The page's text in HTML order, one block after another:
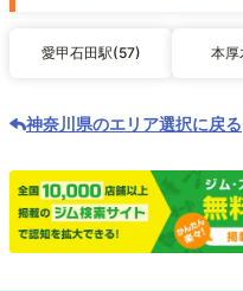
愛甲石田駅(57) 本
神奈川県のエリア選択に戻る